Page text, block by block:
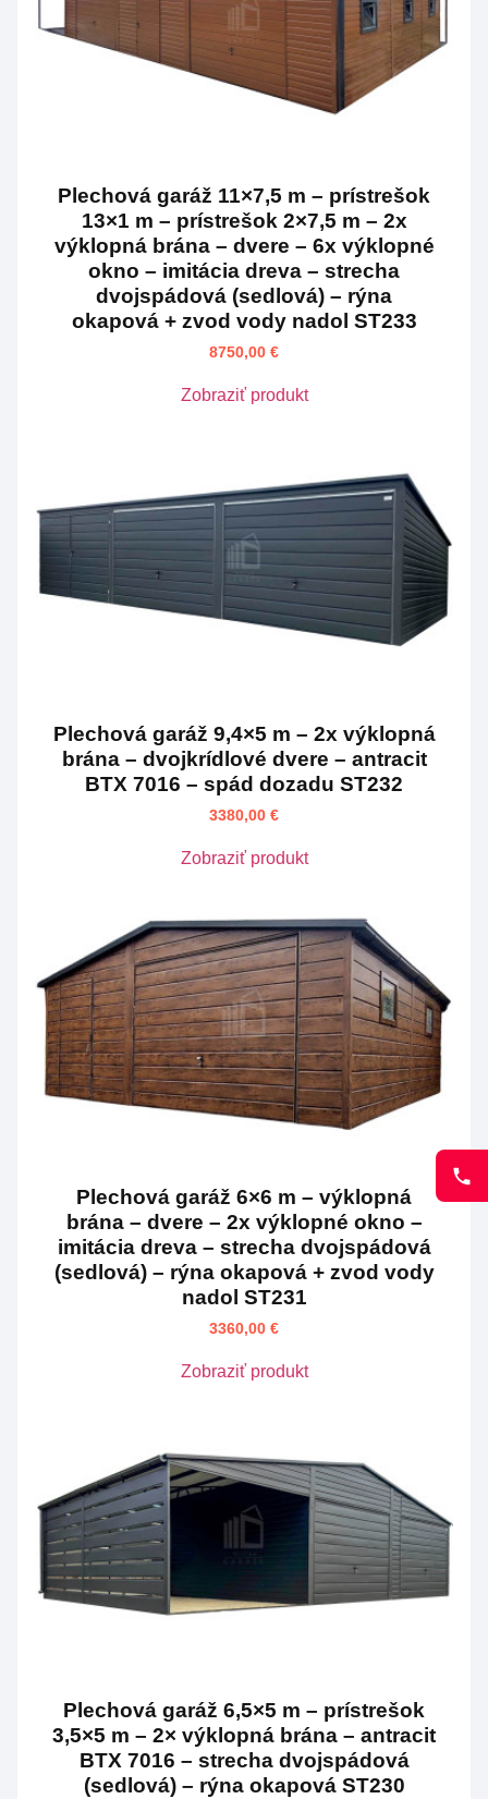
Plechová garáž 11×7,5 m – prístrešok
13×1 m – prístrešok 2×7,5 m – 2x
výklopná brána – dvere – 6x výklopné
okno – imitácia dreva – strecha
dvojspádová (sedlová) – rýna
okapová + zvod vody nadol ST233
8750,00 €
Zobraziť produkt
Plechová garáž 9,4×5 m – 2x výklopná
brána – dvojkrídlové dvere – antracit
BTX 7016 – spád dozadu ST232
3380,00 €
Zobraziť produkt
Plechová garáž 6×6 m – výklopná
brána – dvere – 2x výklopné okno –
imitácia dreva – strecha dvojspádová
(sedlová) – rýna okapová + zvod vody
nadol ST231
3360,00 €
Zobraziť produkt
Plechová garáž 6,5×5 m – prístrešok
3,5×5 m – 2× výklopná brána – antracit
BTX 7016 – strecha dvojspádová
(sedlová) – rýna okapová ST230